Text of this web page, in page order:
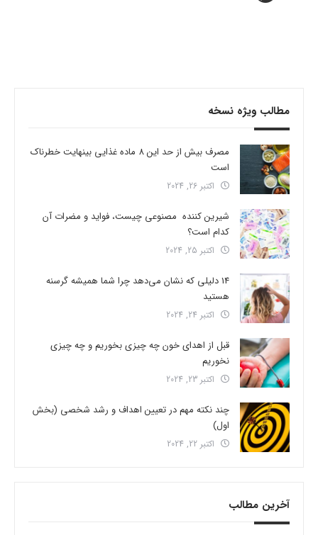
مطالب ویژه نسخه
مصرف بیش از حد این 8 ماده غذایی بینهایت خطرناک
است
اکتبر 26, 2024
شیرین کننده مصنوعی چیست، فواید و مضرات آن
کدام است؟
اکتبر 25, 2024
14 دلیلی که نشان می‌دهد چرا شما همیشه گرسنه
هستید
اکتبر 24, 2024
قبل از اهدای خون چه چیزی بخوریم و چه چیزی
نخوریم
اکتبر 23, 2024
چند نکته مهم در تعیین اهداف و رشد شخصی (بخش
اول)
اکتبر 22, 2024
آخرین مطالب